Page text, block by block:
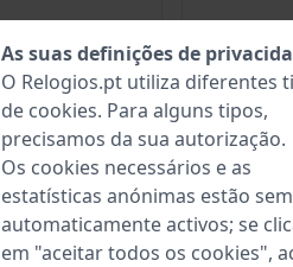
As suas definições de
O Relogios.pt utiliza diferentes
de cookies. Para alguns tipos,
precisamos da sua autorização.
Os cookies necessários e as
estatísticas anónimas estão
automaticamente activos; se
em "aceitar todos os cookies",